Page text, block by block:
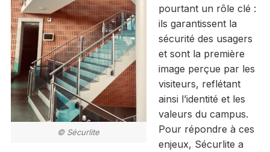
© Sécurlite
pourtant un rôle clé :
ils garantissent la
sécurité des usagers
et sont la première
image perçue par les
visiteurs, reflétant
ainsi l’identité et les
valeurs du campus.
Pour répondre à ces
enjeux, Sécurlite a